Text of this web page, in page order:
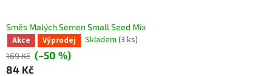
Směs Malých Semen Small Seed Mix
Akce Výprodej Skladem (3 ks)
169 Kč (–50 %)
84 Kč